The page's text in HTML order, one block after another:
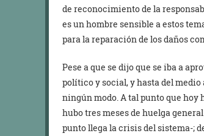
de reconocimiento de la
es un hombre sensible a estos
para la reparación de los daños
Pese a que se dijo que se iba a
político y social, y hasta del
ningún modo. A tal punto que hoy
hubo tres meses de huelga
punto llega la crisis del sistema-;